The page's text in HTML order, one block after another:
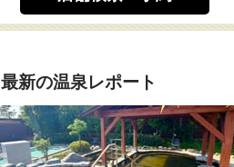
最新の温泉レポート